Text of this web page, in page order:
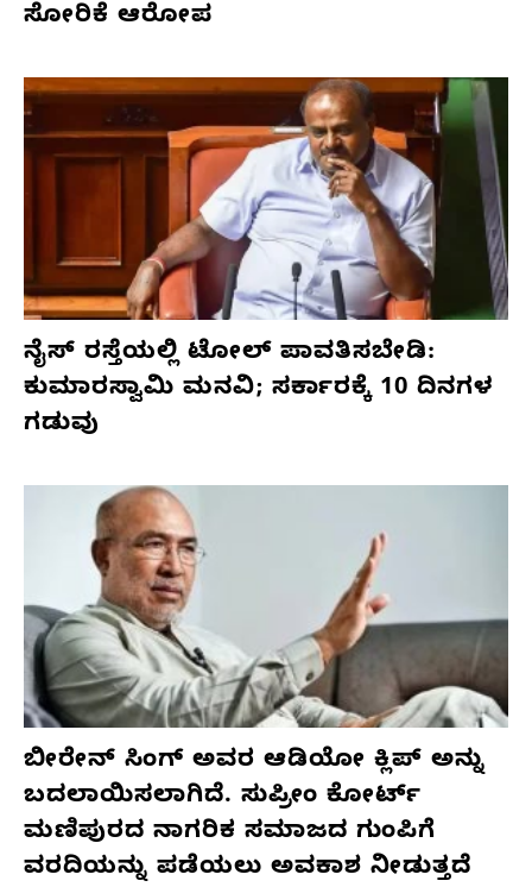
ಸೋರಿಕೆ ಆರೋಪ
ನೈಸ್ ರಸ್ತೆಯಲ್ಲಿ ಟೋಲ್ ಪಾವತಿಸಬೇಡಿ:
ಕುಮಾರಸ್ವಾಮಿ ಮನವಿ; ಸರ್ಕಾರಕ್ಕೆ 10 ದಿನಗಳ
ಗಡುವು
ಬೀರೇನ್ ಸಿಂಗ್ ಅವರ ಆಡಿಯೋ ಕ್ಲಿಪ್ ಅನ್ನು
ಬದಲಾಯಿಸಲಾಗಿದೆ. ಸುಪ್ರೀಂ ಕೋರ್ಟ್
ಮಣಿಪುರದ ನಾಗರಿಕ ಸಮಾಜದ ಗುಂಪಿಗೆ
ವರದಿಯನ್ನು ಪಡೆಯಲು ಅವಕಾಶ ನೀಡುತ್ತದೆ